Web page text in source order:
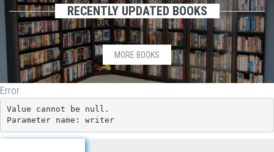
RECENTLY UPDATED BOOKS
MORE BOOKS
Error:
Value cannot be null.
Parameter name: writer